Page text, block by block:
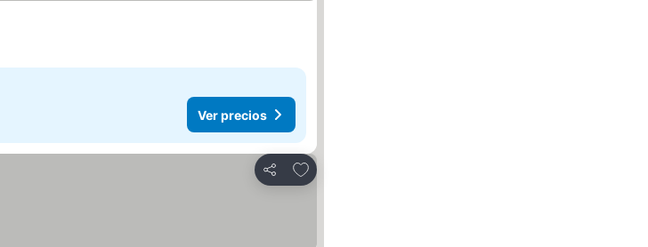
Ver precios
Compartir
Añadir a favoritos